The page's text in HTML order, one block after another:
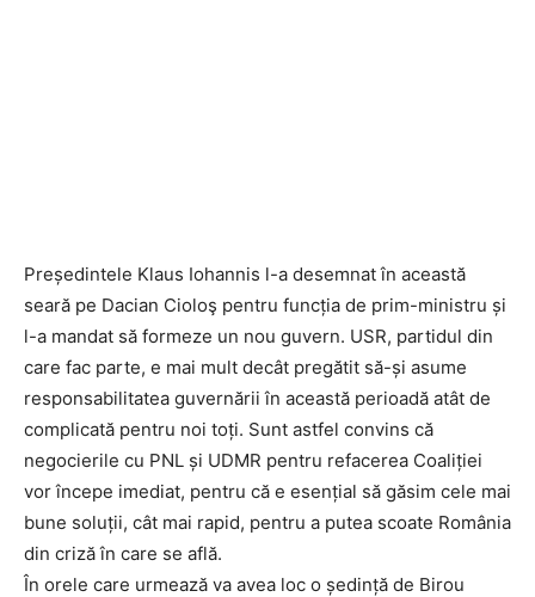
Președintele Klaus Iohannis l-a desemnat în această
seară pe Dacian Cioloş pentru funcția de prim-ministru și
l-a mandat să formeze un nou guvern. USR, partidul din
care fac parte, e mai mult decât pregătit să-și asume
responsabilitatea guvernării în această perioadă atât de
complicată pentru noi toți. Sunt astfel convins că
negocierile cu PNL și UDMR pentru refacerea Coaliției
vor începe imediat, pentru că e esențial să găsim cele mai
bune soluții, cât mai rapid, pentru a putea scoate România
din criză în care se află.
În orele care urmează va avea loc o ședință de Birou